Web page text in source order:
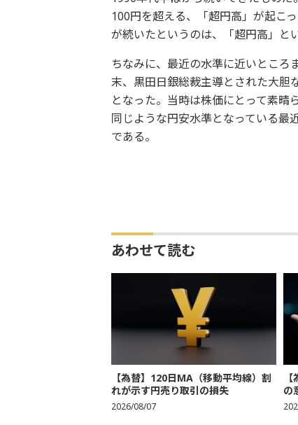
100円を超える、「超円高」が起こ
が続いたというのは、「超円高」と
ちなみに、最近の水準に近いところ
末、黒田日銀総裁主導とされた大胆
となった。当時は株価にとって素晴
同じような円安水準となっている最
である。
あわせて読む
【為替】120日MA（移動平均線）割
れが示す円売り取引の損失
2026/08/07
の